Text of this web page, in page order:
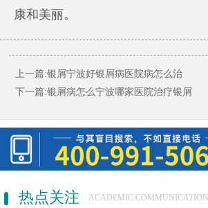
康和美丽。
上一篇:银屑宁波好银屑病医院病怎么治
下一篇:银屑病怎么宁波哪家医院治疗银屑
热点关注 ACADEMIC COMMUNICATION